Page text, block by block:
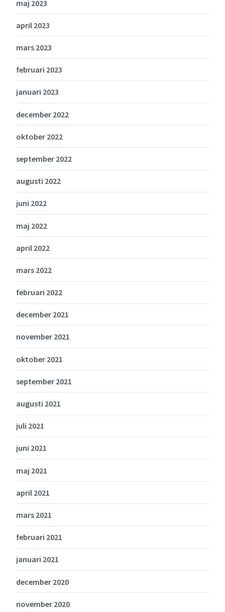
maj 2023
april 2023
mars 2023
februari 2023
januari 2023
december 2022
oktober 2022
september 2022
augusti 2022
juni 2022
maj 2022
april 2022
mars 2022
februari 2022
december 2021
november 2021
oktober 2021
september 2021
augusti 2021
juli 2021
juni 2021
maj 2021
april 2021
mars 2021
februari 2021
januari 2021
december 2020
november 2020